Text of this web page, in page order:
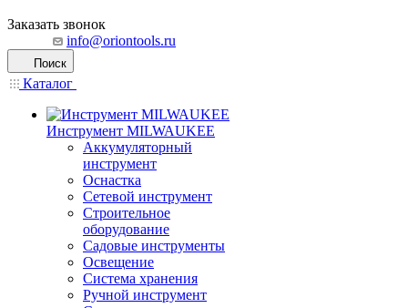
Заказать звонок
info@oriontools.ru
Поиск
Каталог
Инструмент MILWAUKEE
Аккумуляторный
инструмент
Оснастка
Сетевой инструмент
Строительное
оборудование
Садовые инструменты
Освещение
Система хранения
Ручной инструмент